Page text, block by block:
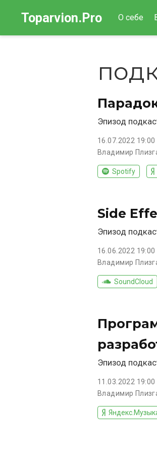
Toparvion.Pro О себе
Эпизод
16.07.2022
Владимир
Spotify
Side
Эпизод
16.06.2022
Владимир
SoundCloud
Эпизод
11.03.2022
Владимир